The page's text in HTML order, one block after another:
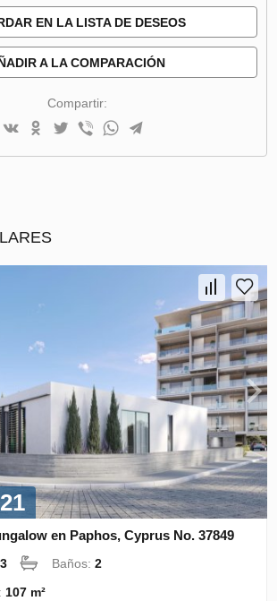
EN LA LISTA DE DESEOS
A LA COMPARACIÓN
Compartir:
en Paphos, Cyprus No. 37849
3 Baños:2
107 m²